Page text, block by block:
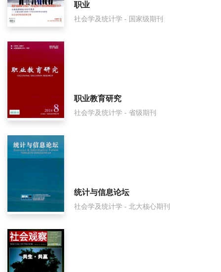
职业
社会学及统计学 - 国家级期刊
职业教育研究
社会学及统计学 - 省级期刊
统计与信息论坛
社会学及统计学 - 北大核心期刊